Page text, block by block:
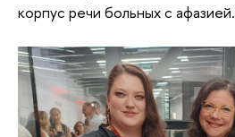
корпус речи больных с афазией.